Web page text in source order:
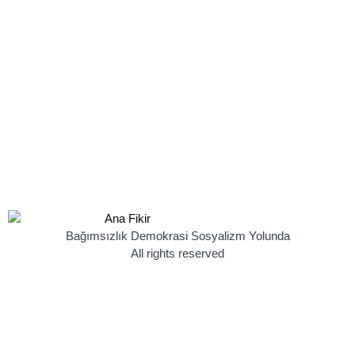
Bağımsızlık Demokrasi Sosyalizm Yolunda
All rights reserved